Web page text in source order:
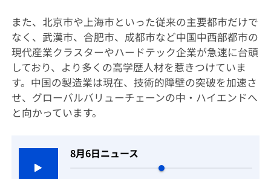
また、北京市や上海市といった従来の主要都市だけで
なく、武漢市、合肥市、成都市など中国中西部都市の
現代産業クラスターやハードテック企業が急速に台頭
しており、より多くの高学歴人材を惹きつけていま
す。中国の製造業は現在、技術的障壁の突破を加速さ
せ、グローバルバリューチェーンの中・ハイエンドへ
と向かっています。
8月6日ニュース